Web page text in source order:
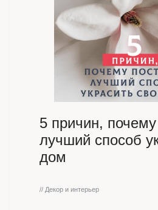
5 причин,
лучший способ
дом
// Декор и интерьер